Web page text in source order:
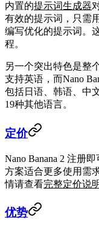
内置的提示词生成器
有效的提示词，只需
编写优化的提示词。
程。
另一个突出特色是整
支持英语，而Nano
包括日语、韩语、中
19种其他语言。
定价
Nano Banana 2 注册
方案适合更多使用需
情请查看完整定价说
优势